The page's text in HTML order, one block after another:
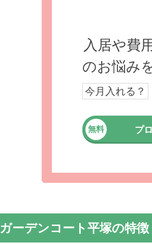
入居や費
のお悩み
今月入れる？
無料 プ
ガーデンコート平塚の特徴